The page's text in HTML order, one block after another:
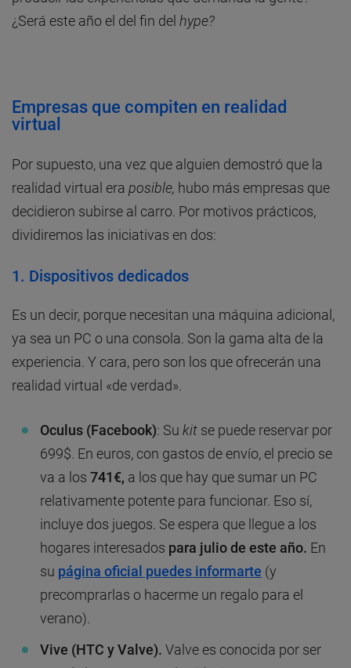
¿Será este año el del fin del hype?
Empresas que compiten en realidad
virtual
Por supuesto, una vez que alguien demostró que la
realidad virtual era posible, hubo más empresas que
decidieron subirse al carro. Por motivos prácticos,
dividiremos las iniciativas en dos:
1. Dispositivos dedicados
Es un decir, porque necesitan una máquina adicional,
ya sea un PC o una consola. Son la gama alta de la
experiencia. Y cara, pero son los que ofrecerán una
realidad virtual «de verdad».
Oculus (Facebook): Su kit se puede reservar por
699$. En euros, con gastos de envío, el precio se
va a los 741€, a los que hay que sumar un PC
relativamente potente para funcionar. Eso sí,
incluye dos juegos. Se espera que llegue a los
hogares interesados para julio de este año. En
su página oficial puedes informarte (y
precomprarlas o hacerme un regalo para el
verano).
Vive (HTC y Valve). Valve es conocida por ser